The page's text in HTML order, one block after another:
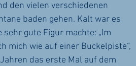
den vielen verschiedenen
baden gehen. Kalt war es
gute Figur machte: „Im
mich wie auf einer Buckelpiste“,
das erste Mal auf dem